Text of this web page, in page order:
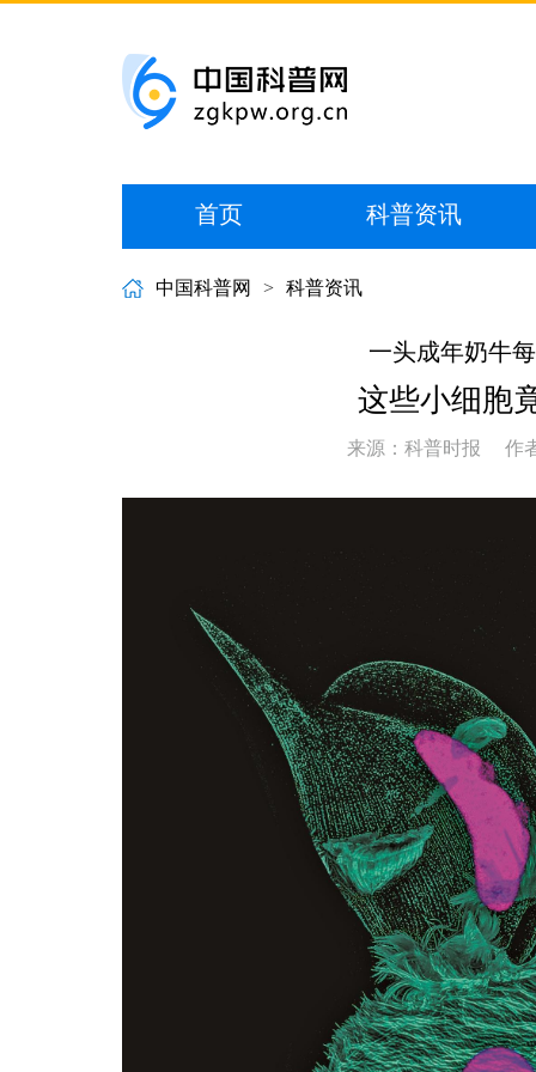
首页 科普资讯
中国科普网 > 科普资讯
一头成年奶牛
这些小细胞
来源：科普时报 作